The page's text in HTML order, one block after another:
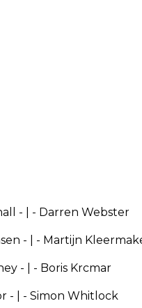
- | - Darren Webster
- | - Martijn
- | - Boris Krcmar
- | - Simon Whitlock